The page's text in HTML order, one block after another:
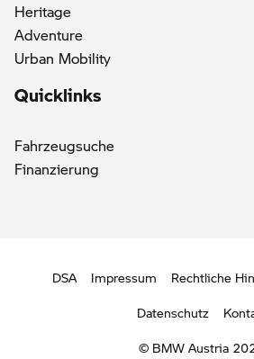
Heritage
Adventure
Urban Mobility
Quicklinks
Fahrzeugsuche
Finanzierung
DSA Impressum Rechtliche
Datenschutz
© BMW Austria